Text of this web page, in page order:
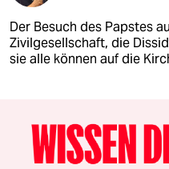
Der Besuch des Papstes
Zivilgesellschaft, die
sie alle können auf die